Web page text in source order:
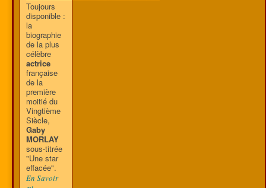
Toujours
disponible :
la
biographie
de la plus
célèbre
actrice
française
de la
première
moitié du
Vingtième
Siècle,
Gaby
MORLAY
sous-titrée
"Une star
effacée".
En Savoir